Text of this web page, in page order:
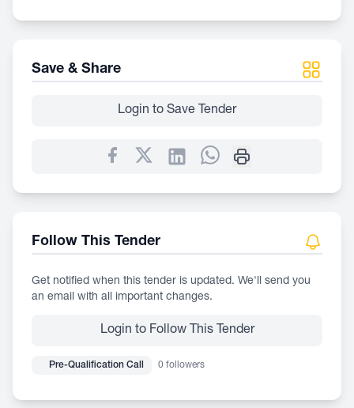
Save & Share
Login to Save Tender
Follow This Tender
Get notified when this tender is updated. We'll send you
an email with all important changes.
Login to Follow This Tender
Pre-Qualification Call 0 followers